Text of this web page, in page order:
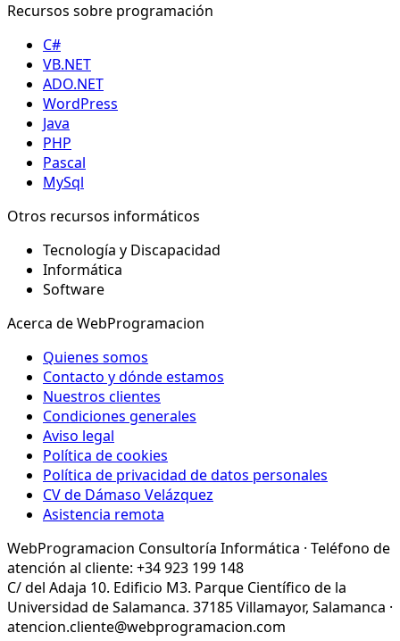
Recursos sobre programación
C#
VB.NET
ADO.NET
WordPress
Java
PHP
Pascal
MySql
Otros recursos informáticos
Tecnología y Discapacidad
Informática
Software
Acerca de WebProgramacion
Quienes somos
Contacto y dónde estamos
Nuestros clientes
Condiciones generales
Aviso legal
Política de cookies
Política de privacidad de datos personales
CV de Dámaso Velázquez
Asistencia remota
WebProgramacion Consultoría Informática · Teléfono de
atención al cliente: +34 923 199 148
C/ del Adaja 10. Edificio M3. Parque Científico de la
Universidad de Salamanca. 37185 Villamayor, Salamanca ·
atencion.cliente@webprogramacion.com